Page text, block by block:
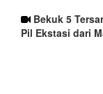
Bekuk 5
Pil Ekstasi dari